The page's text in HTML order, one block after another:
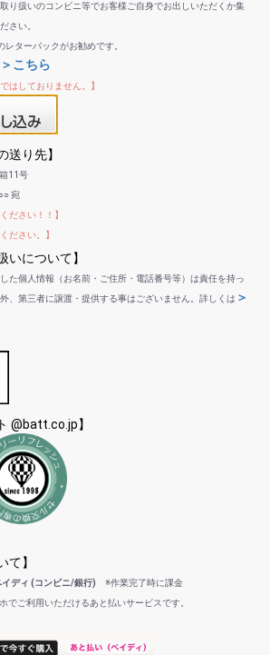
り扱いのコンビニ等でお客様ご自身でお出しいただくか集
さい。
ターパックがお勧めです。
＞こちら
はしておりません。】
送り先】
11号
宛
ださい！！】
ださい。】
いについて】
た個人情報（お名前・ご住所・電話番号等）は責任を持っ
、第三者に譲渡・提供する事はございません。詳しくは ＞
@batt.co.jp】
て】
ディ (コンビニ/銀行) ※作業完了時に課金
でご利用いただけるあと払いサービスです。